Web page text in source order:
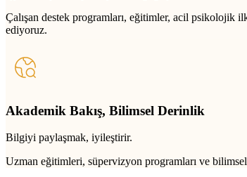
Çalışan destek programları, eğitimler, acil psikolojik
ediyoruz.
Akademik Bakış, Bilimsel Derinlik
Bilgiyi paylaşmak, iyileştirir.
Uzman eğitimleri, süpervizyon programları ve